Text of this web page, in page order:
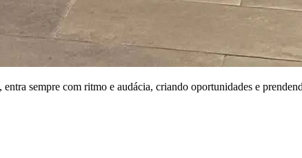
sempre com ritmo e audácia, criando oportunidades e